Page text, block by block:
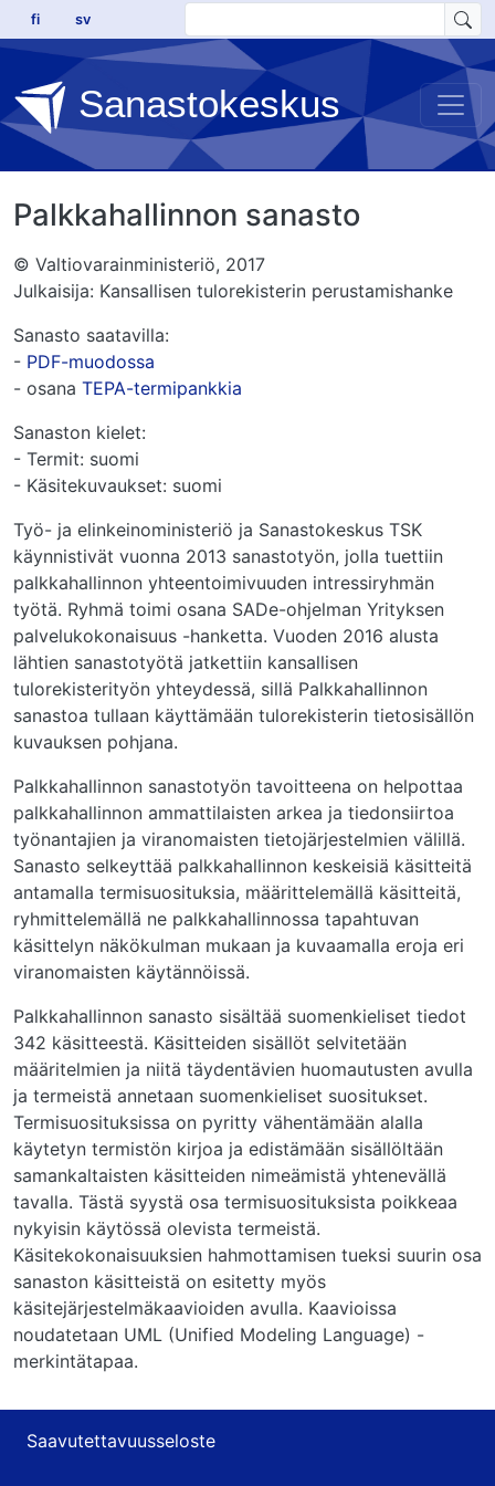
Hyppää pääsisältöön
fi sv
Sanastokeskus
Palkkahallinnon sanasto
© Valtiovarainministeriö, 2017
Julkaisija: Kansallisen tulorekisterin perustamishanke
Sanasto saatavilla:
- PDF-muodossa
- osana TEPA-termipankkia
Sanaston kielet:
- Termit: suomi
- Käsitekuvaukset: suomi
Työ- ja elinkeinoministeriö ja Sanastokeskus TSK
käynnistivät vuonna 2013 sanastotyön, jolla tuettiin
palkkahallinnon yhteentoimivuuden intressiryhmän
työtä. Ryhmä toimi osana SADe-ohjelman Yrityksen
palvelukokonaisuus -hanketta. Vuoden 2016 alusta
lähtien sanastotyötä jatkettiin kansallisen
tulorekisterityön yhteydessä, sillä Palkkahallinnon
sanastoa tullaan käyttämään tulorekisterin tietosisällön
kuvauksen pohjana.
Palkkahallinnon sanastotyön tavoitteena on helpottaa
palkkahallinnon ammattilaisten arkea ja tiedonsiirtoa
työnantajien ja viranomaisten tietojärjestelmien välillä.
Sanasto selkeyttää palkkahallinnon keskeisiä käsitteitä
antamalla termisuosituksia, määrittelemällä käsitteitä,
ryhmittelemällä ne palkkahallinnossa tapahtuvan
käsittelyn näkökulman mukaan ja kuvaamalla eroja eri
viranomaisten käytännöissä.
Palkkahallinnon sanasto sisältää suomenkieliset tiedot
342 käsitteestä. Käsitteiden sisällöt selvitetään
määritelmien ja niitä täydentävien huomautusten avulla
ja termeistä annetaan suomenkieliset suositukset.
Termisuosituksissa on pyritty vähentämään alalla
käytetyn termistön kirjoa ja edistämään sisällöltään
samankaltaisten käsitteiden nimeämistä yhtenevällä
tavalla. Tästä syystä osa termisuosituksista poikkeaa
nykyisin käytössä olevista termeistä.
Käsitekokonaisuuksien hahmottamisen tueksi suurin osa
sanaston käsitteistä on esitetty myös
käsitejärjestelmäkaavioiden avulla. Kaavioissa
noudatetaan UML (Unified Modeling Language) -
merkintätapaa.
Saavutettavuusseloste